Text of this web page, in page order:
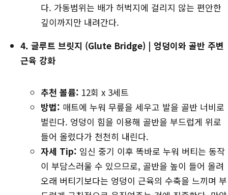
다. 가동범위는 배가 허벅지에 걸리지 않는 편안한
깊이까지만 내려간다.
4. 글루트 브릿지 (Glute Bridge) | 엉덩이와 골반 주변
근육 강화
추천 볼륨: 12회 x 3세트
방법: 매트에 누워 무릎을 세우고 발을 골반 너비로
벌린다. 엉덩이 힘을 이용해 골반을 부드럽게 위로
들어 올렸다가 천천히 내린다.
자세 Tip: 임신 중기 이후 똑바로 누워 버티는 동작
이 부담스러울 수 있으므로, 골반을 높이 들어 올려
오래 버티기보다는 엉덩이 근육의 수축을 느끼며 부